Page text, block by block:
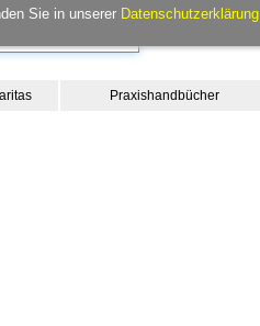
Sie in unserer Datenschutzerklärung
Praxishandbücher